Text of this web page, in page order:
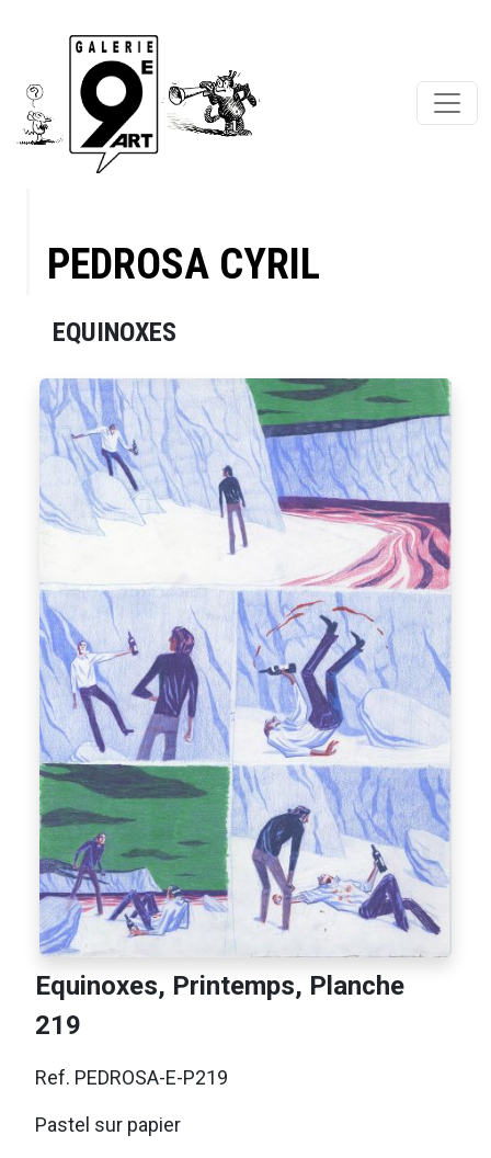
PEDROSA CYRIL
EQUINOXES
Equinoxes, Printemps, Planche
219
Ref. PEDROSA-E-P219
Pastel sur papier